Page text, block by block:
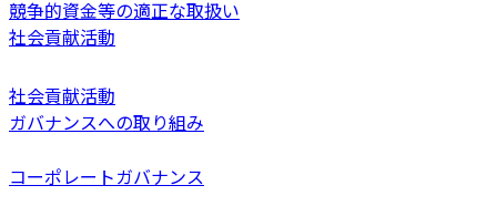
競争的資金等の適正な取扱い
社会貢献活動
社会貢献活動
ガバナンスへの取り組み
コーポレートガバナンス